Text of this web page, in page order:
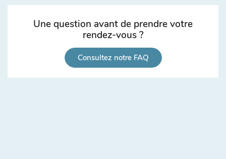
Une question avant de prendre votre
rendez-vous ?
Consultez notre FAQ